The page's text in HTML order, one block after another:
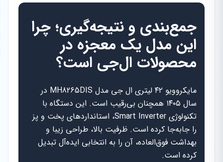
جمع‌بندی و نتیجه‌گیری؛ چرا
این مدل یک معجزه در
محصولات ال‌جی است؟
مایکروویو ۴۲ لیتری ال جی مدل MH8265DIS در
سال ۱۴۰۵ همچنان بی‌رقیب است. این دستگاه با
تکنولوژی Smart Inverter، استانداردهای پخت و پز
را جابه‌جا کرده است. ظرفیت بالا، طراحی زیبا و
بهداشت فوق‌العاده، آن را به انتخابی ایده‌آل تبدیل
کرده است.